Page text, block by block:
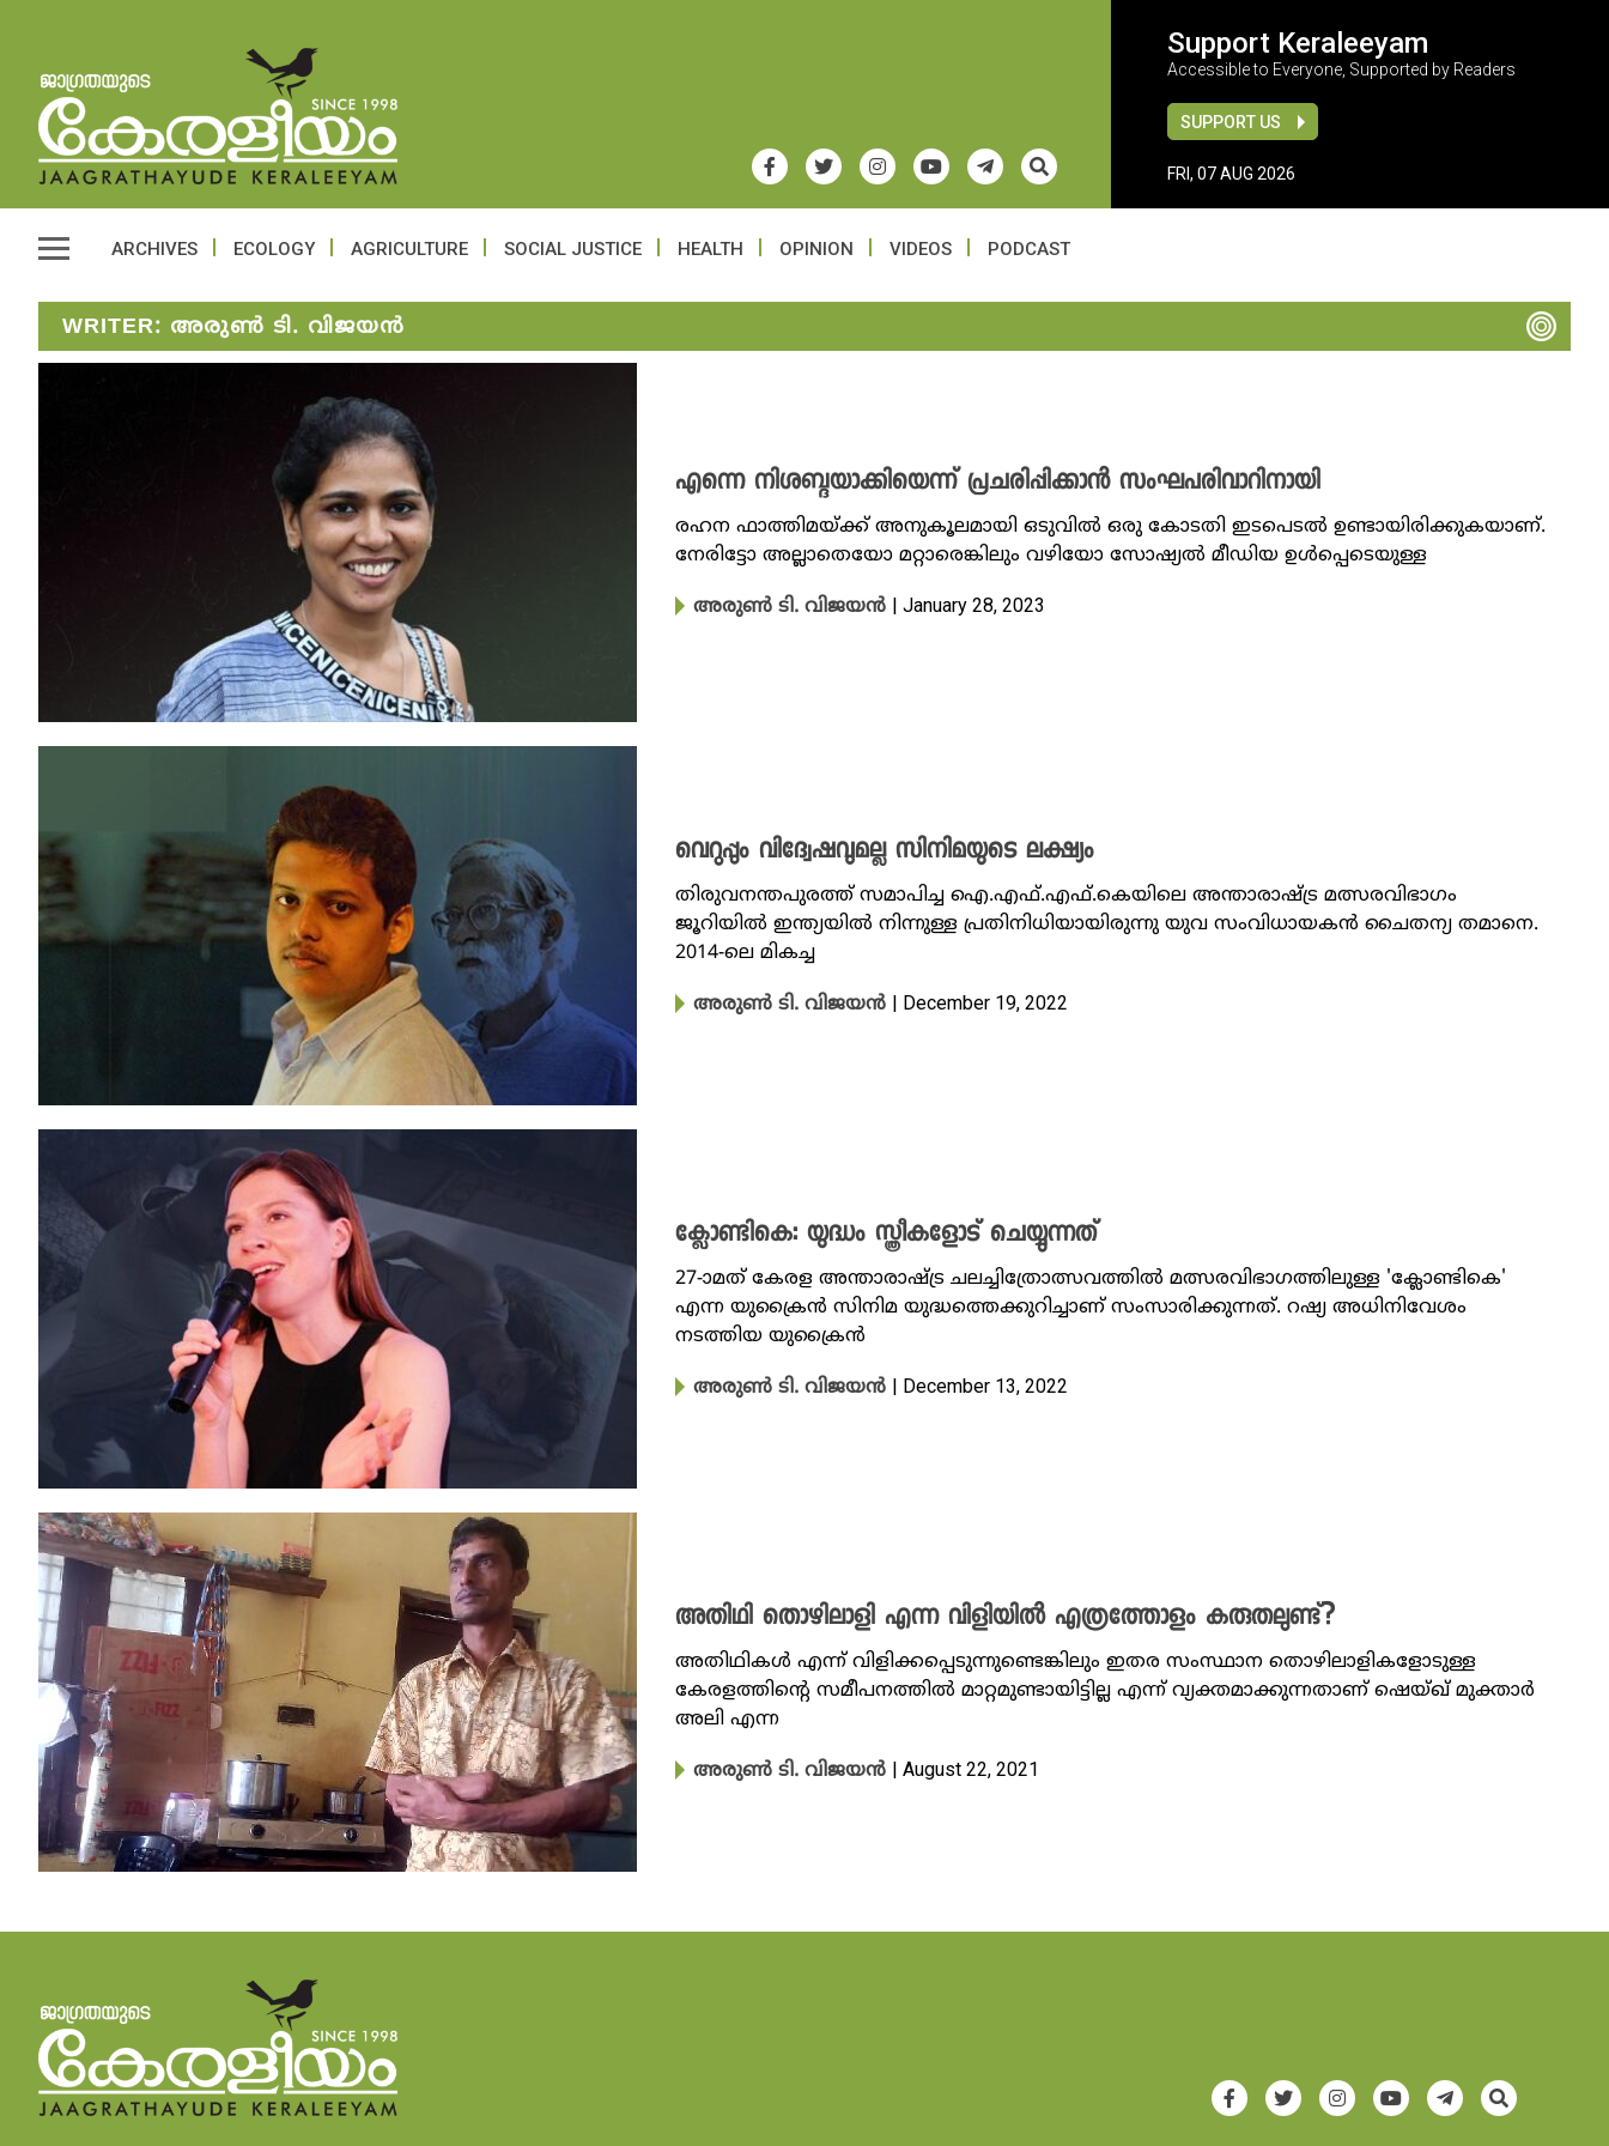
Support Keraleeyam
Accessible to Everyone, Supported by Readers
SUPPORT US
FRI, 07 AUG 2026
ARCHIVES ECOLOGY AGRICULTURE SOCIAL JUSTICE HEALTH OPINION VIDEOS PODCAST
WRITER: അരുണ്‍ ടി. വിജയന്‍
എന്നെ നിശബ്ദയാക്കിയെന്ന് പ്രചരിപ്പിക്കാന്‍ സംഘപരിവാറിനായി
രഹന ഫാത്തിമയ്ക്ക് അനുകൂലമായി ഒടുവില്‍ ഒരു കോടതി ഇടപെടൽ ഉണ്ടായിരിക്കുകയാണ്.
നേരിട്ടോ അല്ലാതെയോ മറ്റാരെങ്കിലും വഴിയോ സോഷ്യല്‍ മീഡിയ ഉള്‍പ്പെടെയുള്ള
അരുണ്‍ ടി. വിജയന്‍ | January 28, 2023
വെറുപ്പും വിദ്വേഷവുമല്ല സിനിമയുടെ ലക്ഷ്യം
തിരുവനന്തപുരത്ത് സമാപിച്ച ഐ.എഫ്.എഫ്.കെയിലെ അന്താരാഷ്ട്ര മത്സരവിഭാഗം
ജൂറിയിൽ ഇന്ത്യയിൽ നിന്നുള്ള പ്രതിനിധിയായിരുന്നു യുവ സംവിധായകൻ ചൈതന്യ തമാനെ.
2014-ലെ മികച്ച
അരുണ്‍ ടി. വിജയന്‍ | December 19, 2022
ക്ലോണ്ടികെ: യുദ്ധം സ്ത്രീകളോട് ചെയ്യുന്നത്
27-ാമത് കേരള അന്താരാഷ്ട്ര ചലച്ചിത്രോത്സവത്തില്‍ മത്സരവിഭാഗത്തിലുള്ള 'ക്ലോണ്ടികെ'
എന്ന യുക്രൈന്‍ സിനിമ യുദ്ധത്തെക്കുറിച്ചാണ് സംസാരിക്കുന്നത്. റഷ്യ അധിനിവേശം
നടത്തിയ യുക്രൈൻ
അരുണ്‍ ടി. വിജയന്‍ | December 13, 2022
അതിഥി തൊഴിലാളി എന്ന വിളിയിൽ എത്രത്തോളം കരുതലുണ്ട്?
അതിഥികള്‍ എന്ന് വിളിക്കപ്പെടുന്നുണ്ടെങ്കിലും ഇതര സംസ്ഥാന തൊഴിലാളികളോടുള്ള
കേരളത്തിന്റെ സമീപനത്തില്‍ മാറ്റമുണ്ടായിട്ടില്ല എന്ന് വ്യക്തമാക്കുന്നതാണ് ഷെയ്ഖ് മുക്താര്‍
അലി എന്ന
അരുണ്‍ ടി. വിജയന്‍ | August 22, 2021